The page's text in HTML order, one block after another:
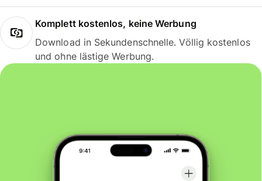
Komplett kostenlos, keine Werbung
Download in Sekundenschnelle. Völlig kostenlos
und ohne lästige Werbung.